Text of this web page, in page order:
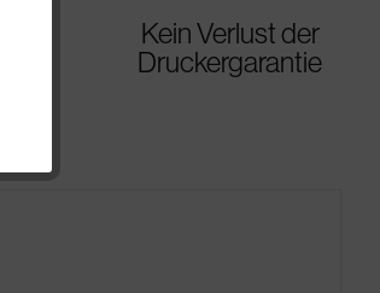
Kein Verlust der
Druckergarantie